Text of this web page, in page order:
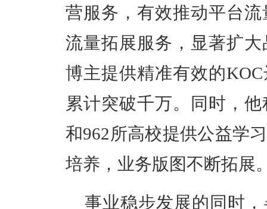
营服务，有效推动平台
流量拓展服务，显著扩
博主提供精准有效的
累计突破千万。同时，
和962所高校提供公益学
培养，业务版图不断拓展
事业稳步发展的同时